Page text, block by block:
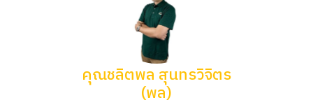
คุณชลิตพล สุนทรวิจิตร
(พล)